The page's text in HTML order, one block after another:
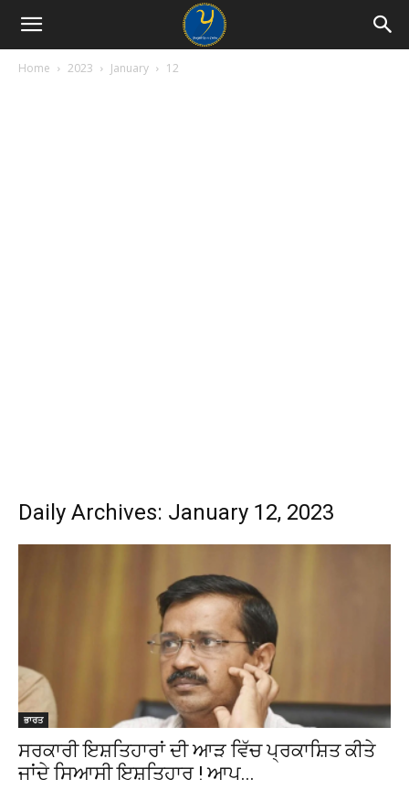
Home 2023 January 12
Daily Archives: January 12, 2023
ਭਾਰਤ
ਸਰਕਾਰੀ ਇਸ਼ਤਿਹਾਰਾਂ ਦੀ ਆੜ ਵਿੱਚ ਪ੍ਰਕਾਸ਼ਿਤ ਕੀਤੇ
ਜਾਂਦੇ ਸਿਆਸੀ ਇਸ਼ਤਿਹਾਰ ! ਆਪ...